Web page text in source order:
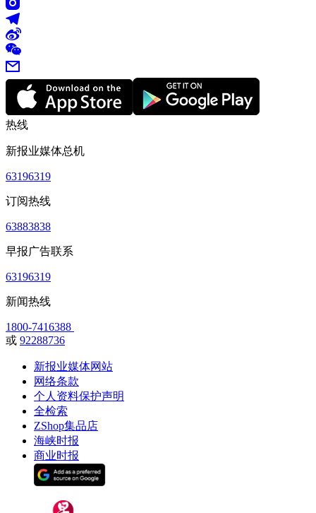
热线
新报业媒体总机
63196319
订阅热线
63883838
早报广告联系
63196319
新闻热线
1800-7416388
或 92288736
新报业媒体网站
网络条款
个人资料保护声明
全检索
ZShop集品店
海峡时报
商业时报